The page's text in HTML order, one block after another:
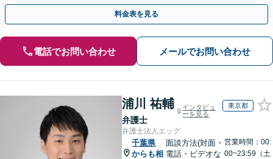
対応】
料金表を見る
電話でお問い合わせ メールでお問い合わせ
浦川 祐輔
弁護士
インタビュ
ーを見る
東京都
弁護士法人エッグ
千葉県
からも相
面談方法(対面・
電話・ビデオな
営業時間：00:
00~23:59（土